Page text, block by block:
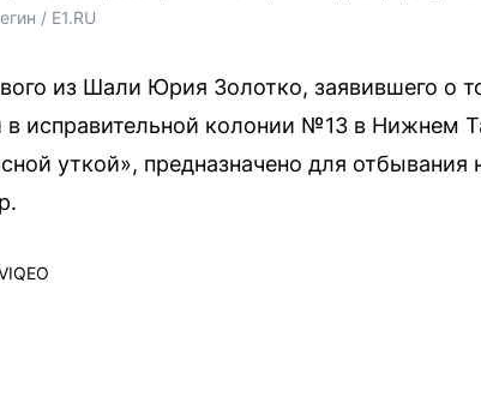
/ E1.RU
из Шали Юрия Золотко, заявившего о
в исправительной колонии №13 в Нижнем
уткой», предназначено для